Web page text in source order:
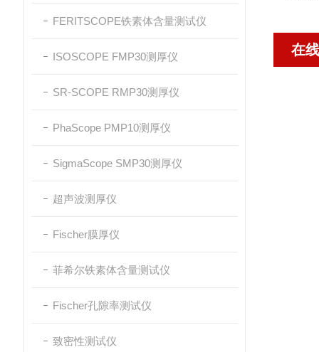
FERITSCOPE铁素体含量测试仪
ISOSCOPE FMP30测厚仪
SR-SCOPE RMP30测厚仪
PhaScope PMP10测厚仪
SigmaScope SMP30测厚仪
超声波测厚仪
Fischer膜厚仪
菲希尔铁素体含量测试仪
Fischer孔隙率测试仪
致密性测试仪
在